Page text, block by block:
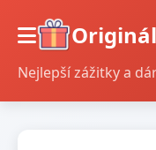
Nejlepší zážitky a